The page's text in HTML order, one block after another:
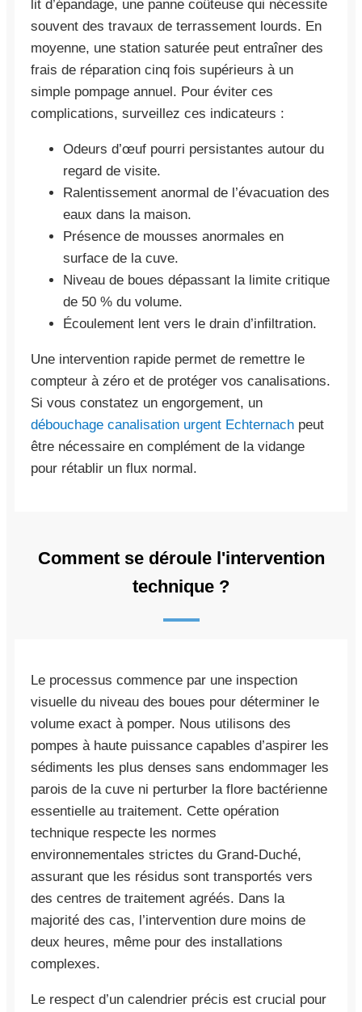
lit d’épandage, une panne coûteuse qui nécessite
souvent des travaux de terrassement lourds. En
moyenne, une station saturée peut entraîner des
frais de réparation cinq fois supérieurs à un
simple pompage annuel. Pour éviter ces
complications, surveillez ces indicateurs :
Odeurs d’œuf pourri persistantes autour du
regard de visite.
Ralentissement anormal de l’évacuation des
eaux dans la maison.
Présence de mousses anormales en
surface de la cuve.
Niveau de boues dépassant la limite critique
de 50 % du volume.
Écoulement lent vers le drain d’infiltration.
Une intervention rapide permet de remettre le
compteur à zéro et de protéger vos canalisations.
Si vous constatez un engorgement, un
débouchage canalisation urgent Echternach peut
être nécessaire en complément de la vidange
pour rétablir un flux normal.
Comment se déroule l'intervention
technique ?
Le processus commence par une inspection
visuelle du niveau des boues pour déterminer le
volume exact à pomper. Nous utilisons des
pompes à haute puissance capables d’aspirer les
sédiments les plus denses sans endommager les
parois de la cuve ni perturber la flore bactérienne
essentielle au traitement. Cette opération
technique respecte les normes
environnementales strictes du Grand-Duché,
assurant que les résidus sont transportés vers
des centres de traitement agréés. Dans la
majorité des cas, l’intervention dure moins de
deux heures, même pour des installations
complexes.
Le respect d’un calendrier précis est crucial pour